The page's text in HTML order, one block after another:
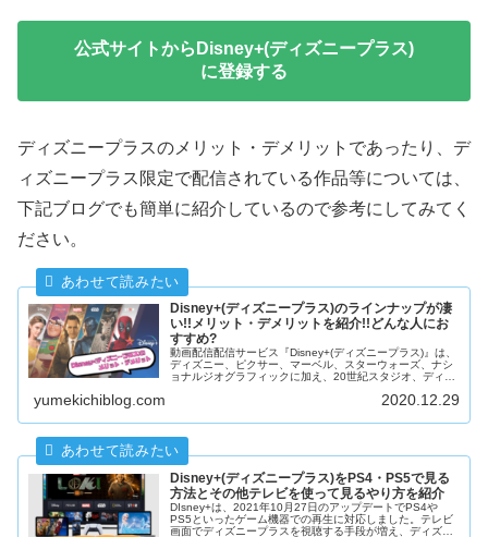
公式サイトからDisney+(ディズニープラス)
に登録する
ディズニープラスのメリット・デメリットであったり、デ
ィズニープラス限定で配信されている作品等については、
下記ブログでも簡単に紹介しているので参考にしてみてく
ださい。
Disney+(ディズニープラス)のラインナップが凄
い!!メリット・デメリットを紹介!!どんな人にお
すすめ?
動画配信配信サービス『Disney+(ディズニープラス)』は、
ディズニー、ピクサー、マーベル、スターウォーズ、ナシ
ョナルジオグラフィックに加え、20世紀スタジオ、ディズ
に使って感じたメリット・デメリットを紹介します。
yumekichiblog.com 2020.12.29
Disney+(ディズニープラス)をPS4・PS5で見る
方法とその他テレビを使って見るやり方を紹介
DIsney+は、2021年10月27日のアップデートでPS4や
PS5といったゲーム機器での再生に対応しました。テレビ
画面でディズニープラスを視聴する手段が増え、ディズニ